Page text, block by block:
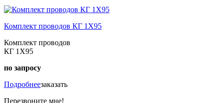
Комплект проводов КГ 1Х95
Комплект проводов
КГ 1Х95
по запросу
Подробнеезаказать
Перезвоните мне!